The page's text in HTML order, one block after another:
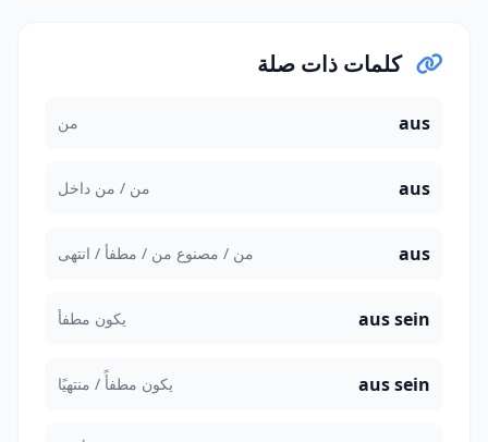
كلمات ذات صلة
aus من
aus من / من داخل
aus من / مصنوع من / مطفأ / انتهى
aus sein يكون مطفأ
aus sein يكون مطفأً / منتهيًا